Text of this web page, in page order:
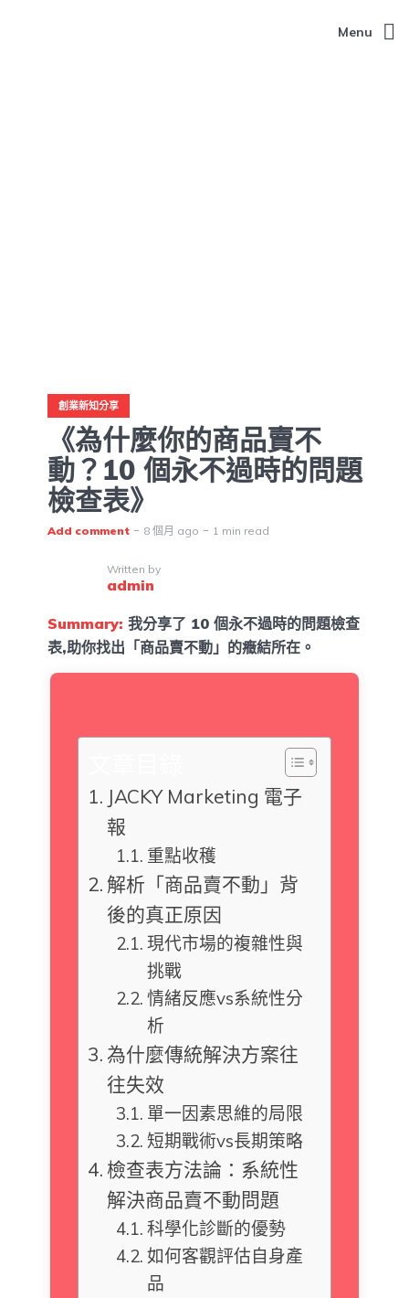
Menu
創業新知分享
《為什麼你的商品賣不
動？10 個永不過時的問題
檢查表》
Add comment 8 個月 ago 1 min read
Written by
admin
Summary: 我分享了 10 個永不過時的問題檢查
表,助你找出「商品賣不動」的癥結所在。
JACKY Marketing 電子
報
重點收穫
解析「商品賣不動」背
後的真正原因
現代市場的複雜性與
挑戰
情緒反應vs系統性分
析
為什麼傳統解決方案往
往失效
單一因素思維的局限
短期戰術vs長期策略
檢查表方法論：系統性
解決商品賣不動問題
科學化診斷的優勢
如何客觀評估自身產
品